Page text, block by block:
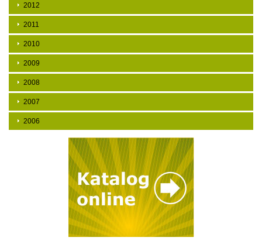
2012
2011
2010
2009
2008
2007
2006